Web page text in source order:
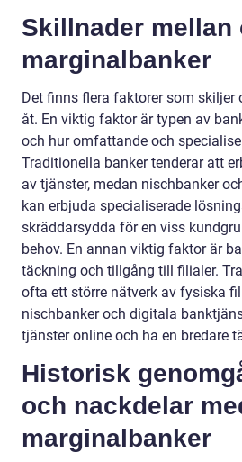
Skillnader mellan
marginalbanker
Det finns flera faktorer som
åt. En viktig faktor är typen av
och hur omfattande och
Traditionella banker tenderar att
av tjänster, medan nischbanker
kan erbjuda specialiserade
skräddarsydda för en viss
behov. En annan viktig faktor är
täckning och tillgång till filialer.
ofta ett större nätverk av fysiska
nischbanker och digitala
tjänster online och ha en bredare
Historisk
och nackdelar
marginalbanker